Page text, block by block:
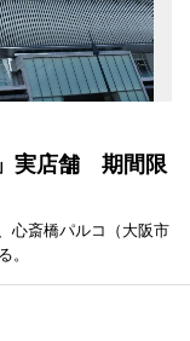
実店舗 期間限
心斎橋パルコ（大阪市
。